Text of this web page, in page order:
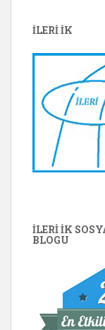
İLERİ İK
İLERİ İK
BLOGU